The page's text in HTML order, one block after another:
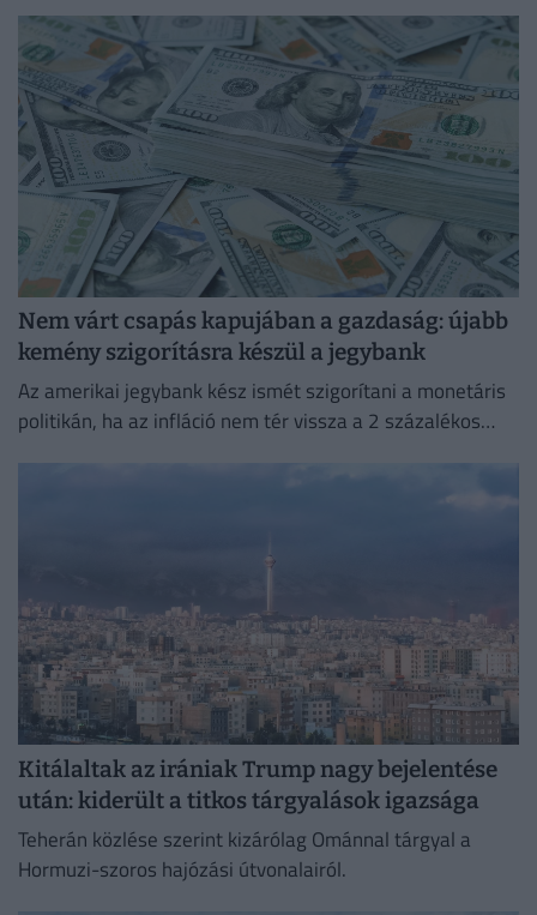
Nem várt csapás kapujában a gazdaság: újabb
kemény szigorításra készül a jegybank
Az amerikai jegybank kész ismét szigorítani a monetáris
politikán, ha az infláció nem tér vissza a 2 százalékos
Kitálaltak az irániak Trump nagy bejelentése
után: kiderült a titkos tárgyalások igazsága
Teherán közlése szerint kizárólag Ománnal tárgyal a
Hormuzi-szoros hajózási útvonalairól.